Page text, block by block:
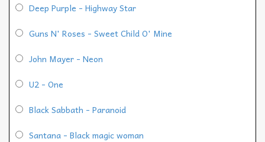
Deep Purple - Highway Star
Guns N' Roses - Sweet Child O' Mine
John Mayer - Neon
U2 - One
Black Sabbath - Paranoid
Santana - Black magic woman